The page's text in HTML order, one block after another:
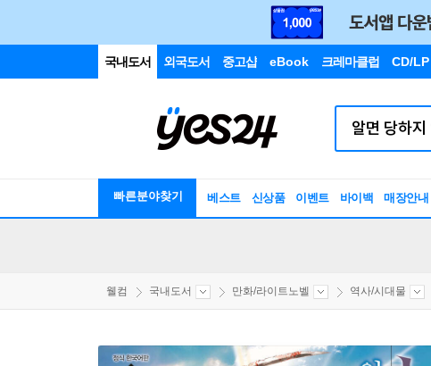
국내도서 외국도서 중고샵 eBook 크레마클럽 CD/LP
빠른분야찾기 베스트 신상품 이벤트 바이백 매장안내
웰컴 국내도서 만화/라이트노벨 역사/시대물